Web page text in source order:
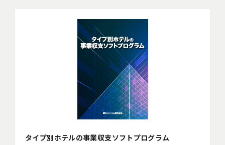
タイプ別ホテルの事業収支ソフトプログラム